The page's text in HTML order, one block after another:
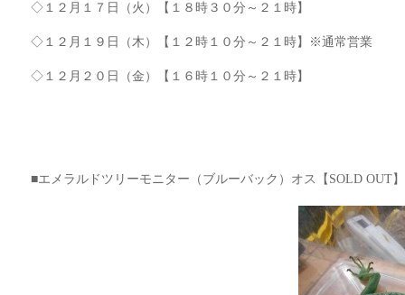
◇１２月１７日（火）【１８時３０分～２１時】
◇１２月１９日（木）【１２時１０分～２１時】※通常営業
◇１２月２０日（金）【１６時１０分～２１時】
■エメラルドツリーモニター（ブルーバック）オス【SOLD OUT